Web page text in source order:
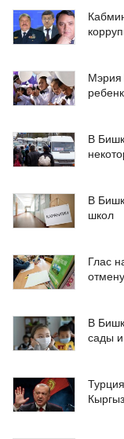
Мэрия
В
В
школ
Глас
В
сады